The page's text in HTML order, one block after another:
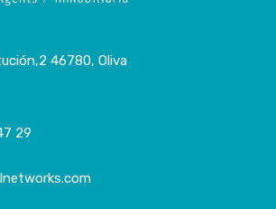
46780, Oliva
29